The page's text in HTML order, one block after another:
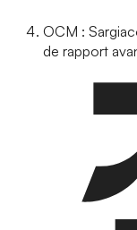
OCM :
de rapport